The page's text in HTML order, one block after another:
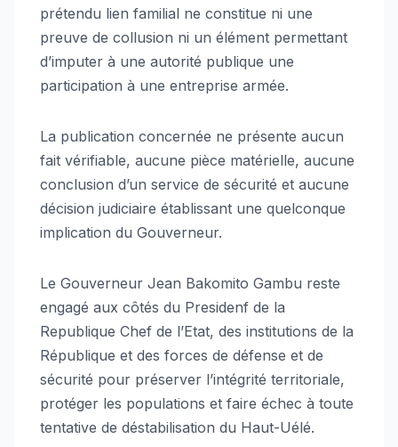
prétendu lien familial ne constitue ni une
preuve de collusion ni un élément permettant
d’imputer à une autorité publique une
participation à une entreprise armée.
La publication concernée ne présente aucun
fait vérifiable, aucune pièce matérielle, aucune
conclusion d’un service de sécurité et aucune
décision judiciaire établissant une quelconque
implication du Gouverneur.
Le Gouverneur Jean Bakomito Gambu reste
engagé aux côtés du Presidenf de la
Republique Chef de l’Etat, des institutions de la
République et des forces de défense et de
sécurité pour préserver l’intégrité territoriale,
protéger les populations et faire échec à toute
tentative de déstabilisation du Haut-Uélé.